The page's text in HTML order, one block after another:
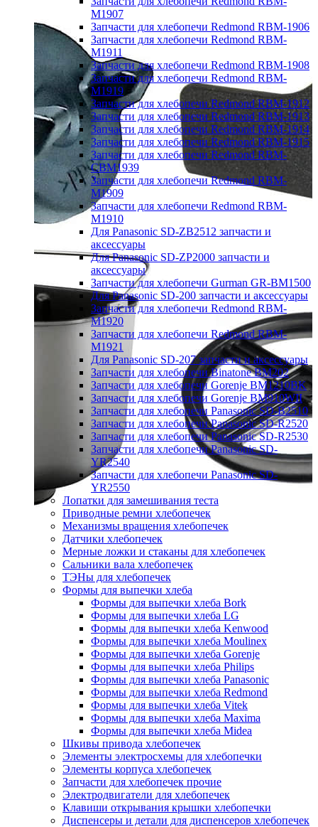
M1907
Запчасти для хлебопечи Redmond RBM-1906
Запчасти для хлебопечи Redmond RBM-
M1911
Запчасти для хлебопечи Redmond RBM-1908
Запчасти для хлебопечи Redmond RBM-
M1919
Запчасти для хлебопечи Redmond RBM-1912
Запчасти для хлебопечи Redmond RBM-1913
Запчасти для хлебопечи Redmond RBM-1914
Запчасти для хлебопечи Redmond RBM-1915
Запчасти для хлебопечи Redmond RBM-
CBM1939
Запчасти для хлебопечи Redmond RBM-
M1909
Запчасти для хлебопечи Redmond RBM-
M1910
Для Panasonic SD-ZB2512 запчасти и
аксессуары
Для Panasonic SD-ZP2000 запчасти и
аксессуары
Запчасти для хлебопечи Gurman GR-BM1500
Для Panasonic SD-200 запчасти и аксессуары
Запчасти для хлебопечи Redmond RBM-
M1920
Запчасти для хлебопечи Redmond RBM-
M1921
Для Panasonic SD-207 запчасти и аксессуары
Запчасти для хлебопечи Binatone BM202
Запчасти для хлебопечи Gorenje BM1210BK
Запчасти для хлебопечи Gorenje BM910WII
Запчасти для хлебопечи Panasonic SD-B2510
Запчасти для хлебопечи Panasonic SD-R2520
Запчасти для хлебопечи Panasonic SD-R2530
Запчасти для хлебопечи Panasonic SD-
YR2540
Запчасти для хлебопечи Panasonic SD-
YR2550
Лопатки для замешивания теста
Приводные ремни хлебопечек
Механизмы вращения хлебопечек
Датчики хлебопечек
Мерные ложки и стаканы для хлебопечек
Сальники вала хлебопечек
ТЭНы для хлебопечек
Формы для выпечки хлеба
Формы для выпечки хлеба Bork
Формы для выпечки хлеба LG
Формы для выпечки хлеба Kenwood
Формы для выпечки хлеба Moulinex
Формы для выпечки хлеба Gorenje
Формы для выпечки хлеба Philips
Формы для выпечки хлеба Panasonic
Формы для выпечки хлеба Redmond
Формы для выпечки хлеба Vitek
Формы для выпечки хлеба Maxima
Формы для выпечки хлеба Midea
Шкивы привода хлебопечек
Элементы электросхемы для хлебопечки
Элементы корпуса хлебопечек
Запчасти для хлебопечек прочие
Электродвигатели для хлебопечек
Клавиши открывания крышки хлебопечки
Диспенсеры и детали для диспенсеров хлебопечек